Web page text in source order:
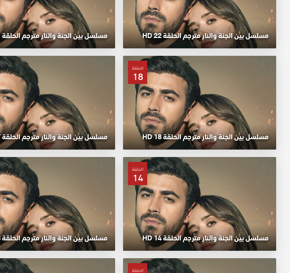
مسلسل بين الجنة والنار مترجم الحلقة 22 HD مسلسل بين الجنة والنار مترجم الحلقة 21 HD
الحلقة
18
مسلسل بين الجنة والنار مترجم الحلقة 18 HD مسلسل بين الجنة والنار مترجم الحلقة 17 HD
الحلقة
14
مسلسل بين الجنة والنار مترجم الحلقة 14 HD مسلسل بين الجنة والنار مترجم الحلقة 13 HD
الحلقة